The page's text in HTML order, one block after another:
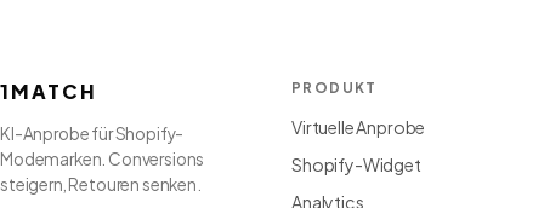
1MATCH
KI-Anprobe für Shopify-
Modemarken. Conversions
steigern, Retouren senken.
PRODUKT
Virtuelle Anprobe
Shopify-Widget
Analytics